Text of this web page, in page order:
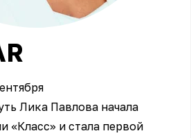
Лика Павлова начала
«Класс» и стала первой